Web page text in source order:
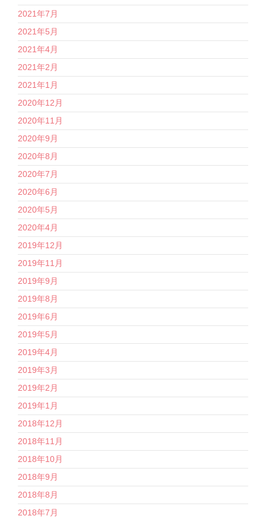
2021年7月
2021年5月
2021年4月
2021年2月
2021年1月
2020年12月
2020年11月
2020年9月
2020年8月
2020年7月
2020年6月
2020年5月
2020年4月
2019年12月
2019年11月
2019年9月
2019年8月
2019年6月
2019年5月
2019年4月
2019年3月
2019年2月
2019年1月
2018年12月
2018年11月
2018年10月
2018年9月
2018年8月
2018年7月